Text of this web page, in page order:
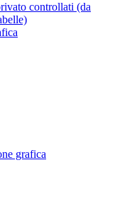
controllati (da
grafica